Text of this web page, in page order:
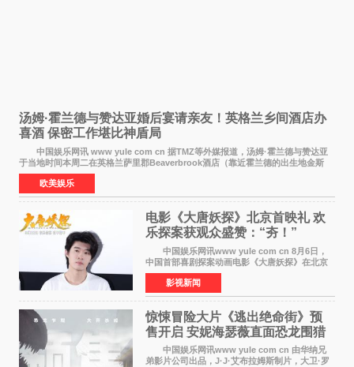
汤姆·霍兰德与赞达亚婚后宴请亲友！英格兰乡间酒店办
喜酒 保密工作堪比神盾局
中国娱乐网讯 www yule com cn 据TMZ等外媒报道，汤姆·霍兰德与赞达亚
于当地时间本周二在英格兰萨里郡Beaverbrook酒店（靠近霍兰德的出生地金斯
顿）举办婚宴，邀请家人与朋友们喝喜酒，庆祝
欧美娱乐
电影《大唐妖探》北京首映礼 欢
乐探案获观众盛赞：“夯！”
中国娱乐网讯www yule com cn 8月6日，
中国首部喜剧探案动画电影《大唐妖探》在北京
举办电影首映礼。导演程腾、联合导演黄珉、总
制片人曹紫建、制片人李莹莹，配音导演张喆，
对白指导程寅，领
影视新闻
惊悚冒险大片《逃出绝命街》预
售开启 安妮海瑟薇直面恐龙围猎
中国娱乐网讯www yule com cn 由华纳兄
弟影片公司出品，J·J·艾布拉姆斯制片，大卫·罗